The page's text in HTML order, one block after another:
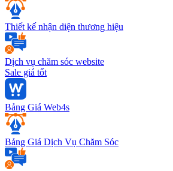
Thiết kế nhận diện thương hiệu
Dịch vụ chăm sóc website
Sale giá tốt
Bảng Giá Web4s
Bảng Giá Dịch Vụ Chăm Sóc